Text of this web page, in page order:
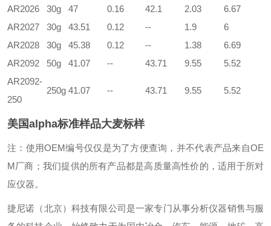
AR2026
30g 47 0.16 42.1 2.03
6.67
AR2027
30g 43.51 0.12 -- 1.9
6
AR2028
30g 45.38 0.12 -- 1.38
6.69
AR2092
50g 41.07 -- 43.71 9.55
5.52
AR2092-
250
250g 41.07 -- 43.71 9.55 5.52
美国alpha标准样品大麦标样
注：使用OEM编号仅仅是为了方便查询，并不代表产品来自OE
M厂商；我们提供的所有产品都是高质量高性价的，适用于所对
应仪器。
捷尼诺（北京）科技有限公司是一家专门从事分析仪器销售与服